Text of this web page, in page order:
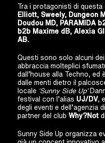
Tra i protagonisti di questa
Elliott, Sweely, Dungeon
Doudou MD, PARAMIDA
b2b Maxime dB, Alexia
AB.
Questi sono solo alcuni
abbraccia molteplici
dall’house alla Techno,
dalle menti dietro il
locale ‘Sunny Side Up’
festival con l’alias UJ/DV, e
degli eventi e dell’agenzia
partner del club Why?Not
Sunny Side Up organizza